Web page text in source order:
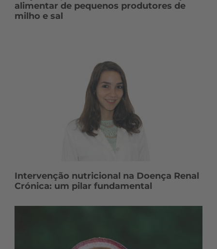
alimentar de pequenos produtores de
milho e sal
Intervenção nutricional na Doença Renal
Crónica: um pilar fundamental